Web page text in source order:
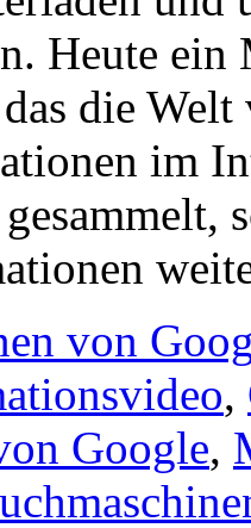
Heute ein
die
im
von
,
Google,